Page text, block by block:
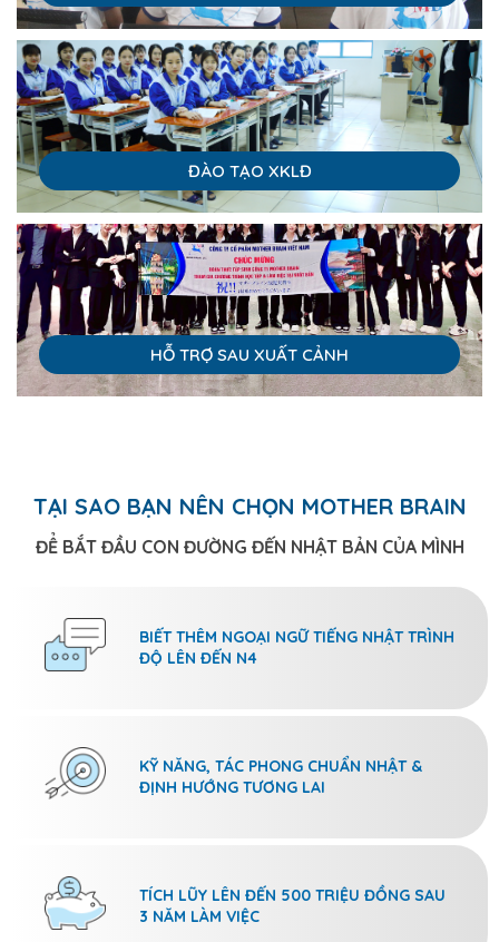
ĐÀO TẠO XKLĐ
HỖ TRỢ SAU XUẤT CẢNH
TẠI SAO BẠN NÊN CHỌN MOTHER BRAIN
ĐỂ BẮT ĐẦU CON ĐƯỜNG ĐẾN NHẬT BẢN CỦA MÌNH
BIẾT THÊM NGOẠI NGỮ TIẾNG NHẬT TRÌNH
ĐỘ LÊN ĐẾN N4
KỸ NĂNG, TÁC PHONG CHUẨN NHẬT &
ĐỊNH HƯỚNG TƯƠNG LAI
TÍCH LŨY LÊN ĐẾN 500 TRIỆU ĐỒNG SAU
3 NĂM LÀM VIỆC